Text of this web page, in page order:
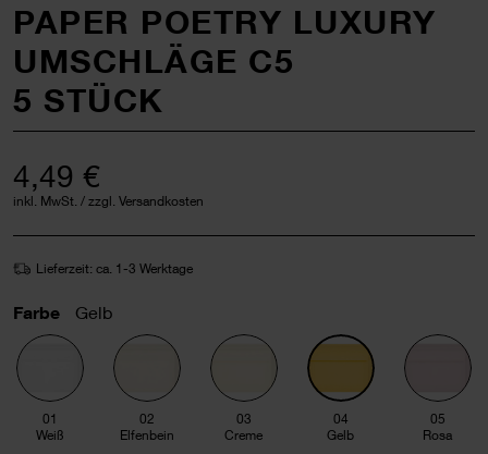
PAPER POETRY LUXURY
UMSCHLÄGE C5
5 STÜCK
4,49 €
inkl. MwSt. / zzgl. Versandkosten
Lieferzeit: ca. 1-3 Werktage
Farbe Gelb
01
Weiß
02
Elfenbein
03
Creme
04
Gelb
05
Rosa